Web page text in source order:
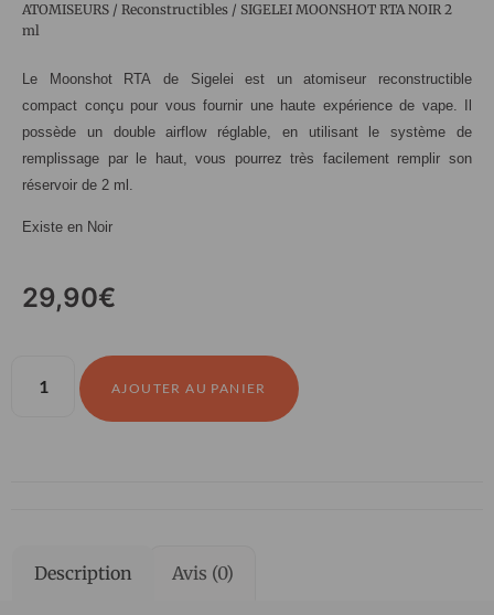
ATOMISEURS / Reconstructibles / SIGELEI MOONSHOT RTA NOIR 2
ml
Le Moonshot RTA de Sigelei est un atomiseur reconstructible
compact conçu pour vous fournir une haute expérience de vape. Il
possède un double airflow réglable, en utilisant le système de
remplissage par le haut, vous pourrez très facilement remplir son
réservoir de 2 ml.
Existe en Noir
29,90€
AJOUTER AU PANIER
Description Avis (0)